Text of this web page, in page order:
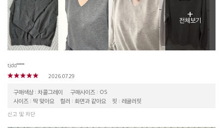
+
전체보기
tjdd*****
2026.07.29
구매색상 : 차콜그레이
구매사이즈 : OS
사이즈 : 딱 맞아요
컬러 : 화면과 같아요 핏 : 레귤러핏
신고 및 차단